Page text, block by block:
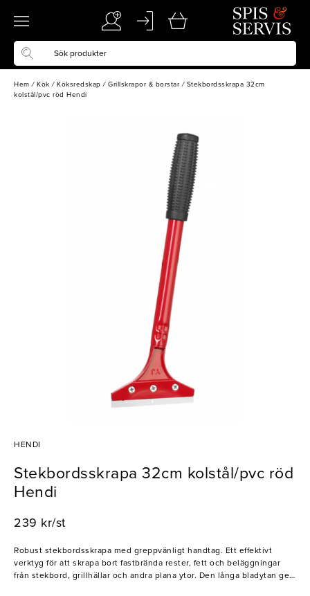
Hem / Kök / Köksredskap / Grillskrapor & borstar / Stekbordsskrapa 32cm
kolstål/pvc röd Hendi
HENDI
Stekbordsskrapa 32cm kolstål/pvc röd
Hendi
239 kr/st
Robust stekbordsskrapa med greppvänligt handtag. Ett effektivt
verktyg för att skrapa bort fastbrända rester, fett och beläggningar
från stekbord, grillhällar och andra plana ytor. Den långa bladytan ger